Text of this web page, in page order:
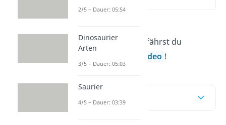
Landeshauptstädte
erfährst du
Video !
Inhaltsübersicht
2/5 – Dauer: 05:54
Dinosaurier
Arten
3/5 – Dauer: 05:03
Saurier
4/5 – Dauer: 03:39